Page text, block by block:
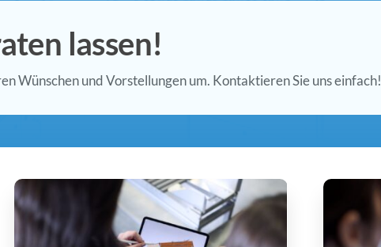
lassen!
Wünschen und Vorstellungen um. Kontaktieren Sie uns einfach!